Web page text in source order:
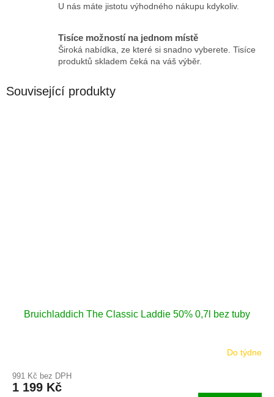
U nás máte jistotu výhodného nákupu kdykoliv.
Tisíce možností na jednom místě
Široká nabídka, ze které si snadno vyberete. Tisíce
produktů skladem čeká na váš výběr.
Související produkty
Bruichladdich The Classic Laddie 50% 0,7l bez tuby
produktu
je
Do týdne
991 Kč bez DPH
1 199 Kč